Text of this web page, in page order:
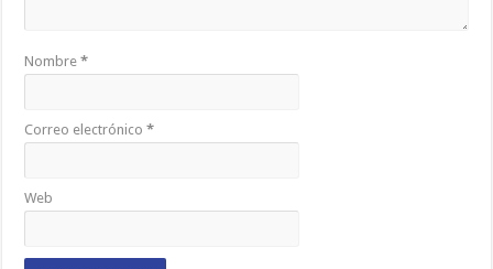
Nombre*
Correo electrónico*
Web